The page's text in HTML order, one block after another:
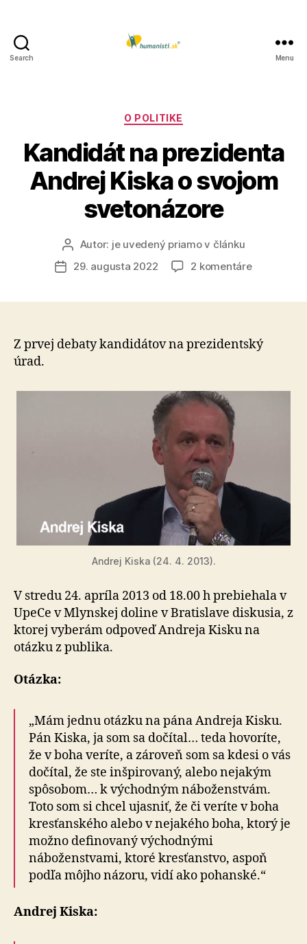
Search Menu
Kategórie
O POLITIKE
Kandidát na prezidenta
Andrej Kiska o svojom
svetonázore
Autor
článku
Autor: je uvedený priamo v článku
Dátum
29. augusta 2022 2 komentárena
Kiska
Z prvej debaty kandidátov na prezidentský
úrad.
Andrej Kiska (24. 4. 2013).
V stredu 24. apríla 2013 od 18.00 h prebiehala v
UpeCe v Mlynskej doline v Bratislave diskusia, z
ktorej vyberám odpoveď Andreja Kisku na
otázku z publika.
Otázka:
„Mám jednu otázku na pána Andreja Kisku.
Pán Kiska, ja som sa dočítal… teda hovoríte,
že v boha veríte, a zároveň som sa kdesi o vás
dočítal, že ste inšpirovaný, alebo nejakým
spôsobom… k východným náboženstvám.
Toto som si chcel ujasniť, že či veríte v boha
kresťanského alebo v nejakého boha, ktorý je
možno definovaný východnými
náboženstvami, ktoré kresťanstvo, aspoň
podľa môjho názoru, vidí ako pohanské.“
Andrej Kiska: